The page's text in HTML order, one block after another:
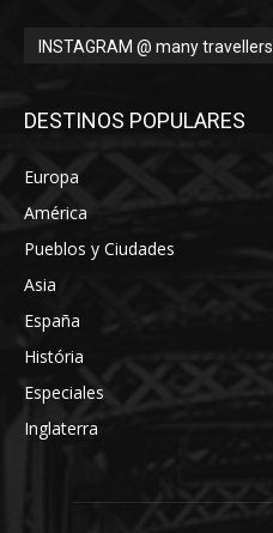
INSTAGRAM @ many travellers
DESTINOS POPULARES
Europa
América
Pueblos y Ciudades
Asia
España
História
Especiales
Inglaterra